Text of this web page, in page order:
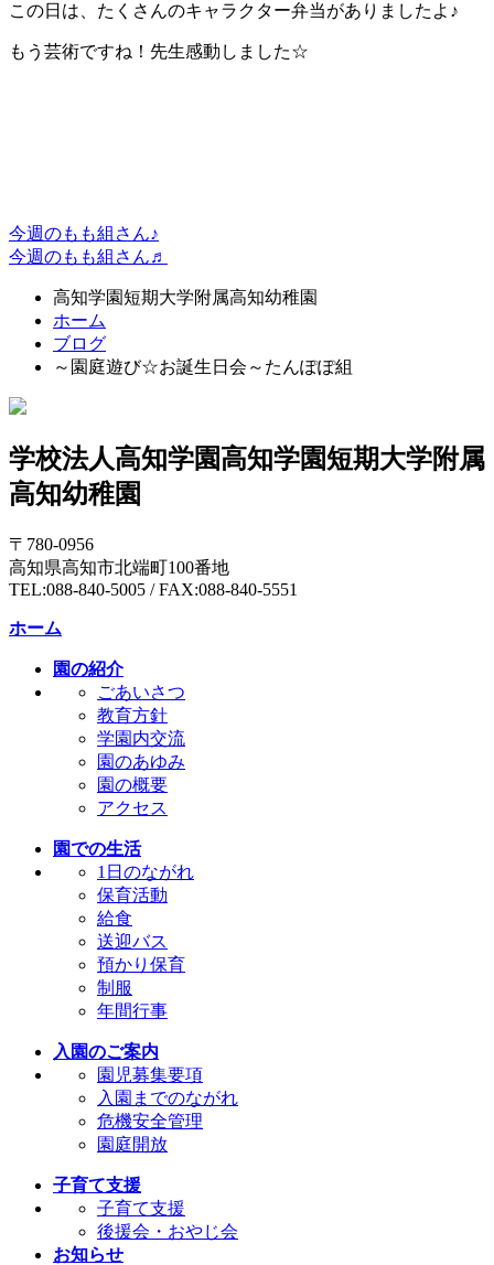
この日は、たくさんのキャラクター弁当がありましたよ♪
もう芸術ですね！先生感動しました☆
今週のもも組さん♪
今週のもも組さん♬
高知学園短期大学附属高知幼稚園
ホーム
ブログ
～園庭遊び☆お誕生日会～たんぽぽ組
学校法人高知学園高知学園短期大学附属
高知幼稚園
〒780-0956
高知県高知市北端町100番地
TEL:088-840-5005 / FAX:088-840-5551
ホーム
園の紹介
ごあいさつ
教育方針
学園内交流
園のあゆみ
園の概要
アクセス
園での生活
1日のながれ
保育活動
給食
送迎バス
預かり保育
制服
年間行事
入園のご案内
園児募集要項
入園までのながれ
危機安全管理
園庭開放
子育て支援
子育て支援
後援会・おやじ会
お知らせ